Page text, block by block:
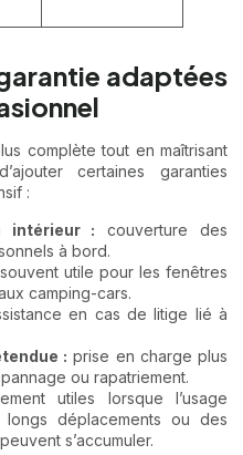
adaptées
complète tout en maîtrisant
certaines garanties
:
intérieur : couverture des
à bord.
souvent utile pour les fenêtres
camping-cars.
en cas de litige lié à
: prise en charge plus
ou rapatriement.
utiles lorsque l’usage
déplacements ou des
s’accumuler.